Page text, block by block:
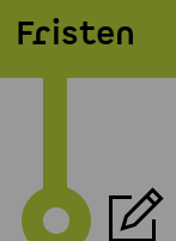
Fristen